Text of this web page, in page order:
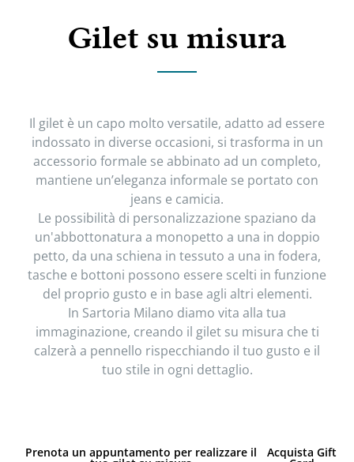
Gilet su misura
Il gilet è un capo molto versatile, adatto ad essere
indossato in diverse occasioni, si trasforma in un
accessorio formale se abbinato ad un completo,
mantiene un’eleganza informale se portato con
jeans e camicia.
Le possibilità di personalizzazione spaziano da
un'abbottonatura a monopetto a una in doppio
petto, da una schiena in tessuto a una in fodera,
tasche e bottoni possono essere scelti in funzione
del proprio gusto e in base agli altri elementi.
In Sartoria Milano diamo vita alla tua
immaginazione, creando il gilet su misura che ti
calzerà a pennello rispecchiando il tuo gusto e il
tuo stile in ogni dettaglio.
Prenota un appuntamento per realizzare il Acquista Gift